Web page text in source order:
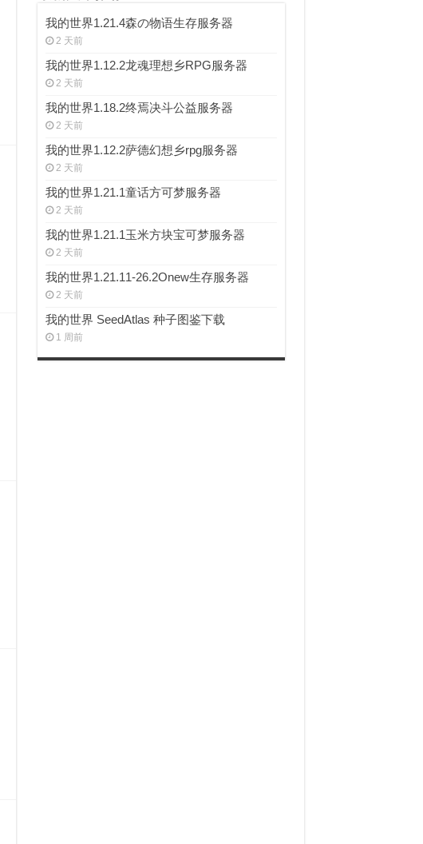
我的世界1.21.4森の物语生存服务器
2 天前
我的世界1.12.2龙魂理想乡RPG服务器
2 天前
我的世界1.18.2终焉决斗公益服务器
2 天前
我的世界1.12.2萨德幻想乡rpg服务器
2 天前
我的世界1.21.1童话方可梦服务器
2 天前
我的世界1.21.1玉米方块宝可梦服务器
2 天前
我的世界1.21.11-26.2Onew生存服务器
2 天前
我的世界 SeedAtlas 种子图鉴下载
1 周前